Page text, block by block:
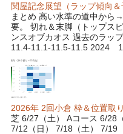
関屋記念展望（ラップ傾向
まとめ 高い水準の道中から
要。 切れ＆末脚（トップス
ンスオブカオス 過去のラ
11.4-11.1-11.5-11.5 2024
2026年 2回小倉 枠＆位置取
芝 6/27（土） Aコース 6/28
7/12（日） 7/18（土） 7/19